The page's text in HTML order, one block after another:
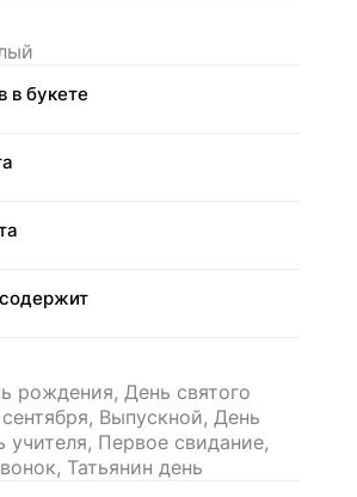
в букете
рождения, День святого
сентября, Выпускной, День
учителя, Первое свидание,
Татьянин день